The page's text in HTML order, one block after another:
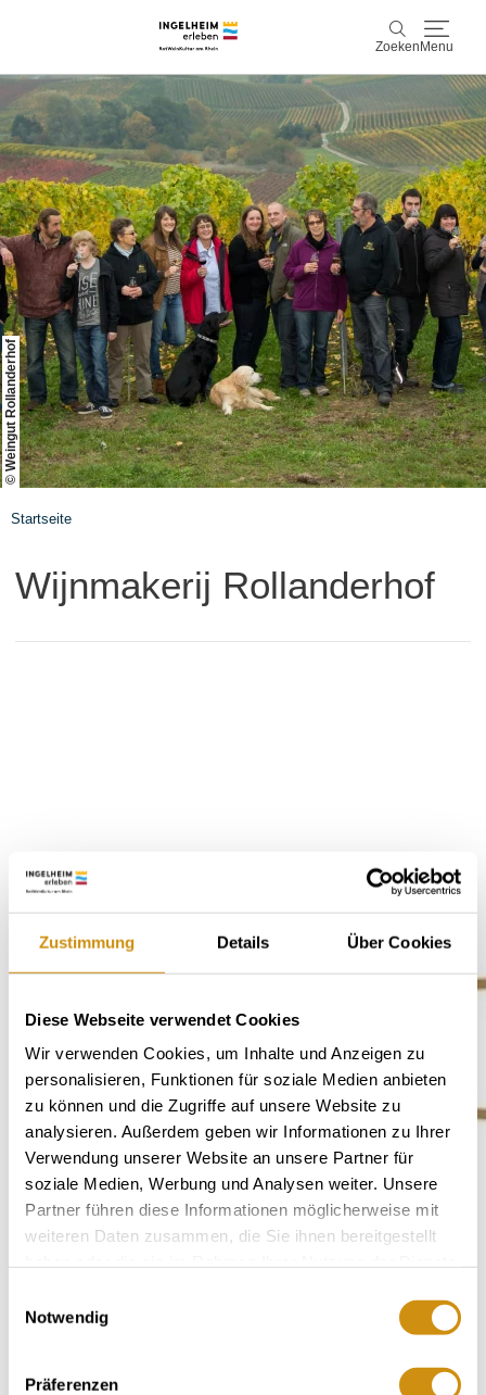
Zustimmung Details Über Cookies
Diese Webseite verwendet Cookies
Wir verwenden Cookies, um Inhalte und Anzeigen zu
personalisieren, Funktionen für soziale Medien anbieten
zu können und die Zugriffe auf unsere Website zu
analysieren. Außerdem geben wir Informationen zu Ihrer
Verwendung unserer Website an unsere Partner für
soziale Medien, Werbung und Analysen weiter. Unsere
Partner führen diese Informationen möglicherweise mit
weiteren Daten zusammen, die Sie ihnen bereitgestellt
Notwendig
Präferenzen
Zoeken Menu
Zoeken
Ontdek & ervaar
Wijn & Plezier
Kaiserpfalz, geschiedenis & cultuur
Plan & Book
Info & service
AccommodatiesBoek ervaringen
© Weingut Rollanderhof
Startseite
Wijnmakerij Rollanderhof